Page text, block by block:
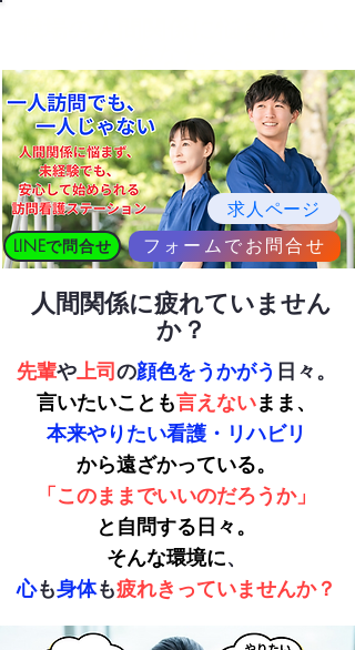
LINEで問合せ フォームでお問合せ
求人ページ
人間関係に疲れていません
か？
先輩や上司 の顔色をうかがう 日々。
言いたいことも言えないまま、
本来やりたい看護・ リハビリ
から遠ざかっている。
「このままでいいのだろうか」
と自問する日々​。
そんな環境に、
心も身体も疲れきっていませんか？